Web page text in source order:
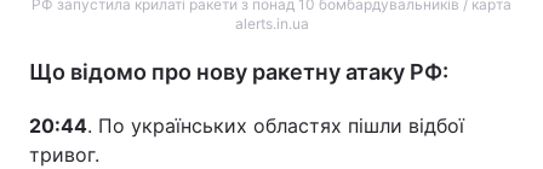
РФ запустила крилаті ракети з понад 10 бомбардувальників / карта
alerts.in.ua
Що відомо про нову ракетну атаку РФ:
20:44. По українських областях пішли відбої
тривог.